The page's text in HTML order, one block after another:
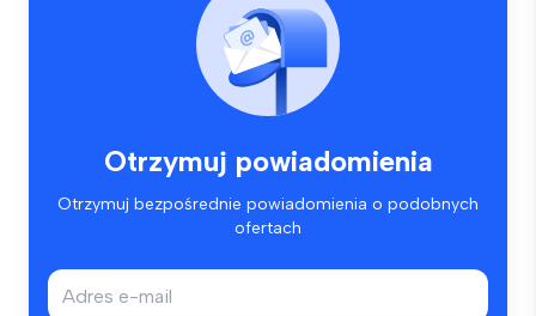
Otrzymuj powiadomienia
Otrzymuj bezpośrednie powiadomienia o podobnych
ofertach